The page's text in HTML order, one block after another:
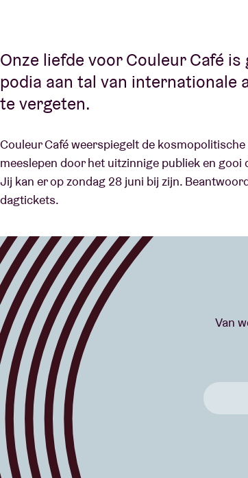
Onze liefde voor Couleur Café
podia aan tal van internationale
te vergeten.
Couleur Café weerspiegelt de
meeslepen door het uitzinnige publiek en gooi
Jij kan er op zondag 28 juni bij zijn.
dagtickets.
Van